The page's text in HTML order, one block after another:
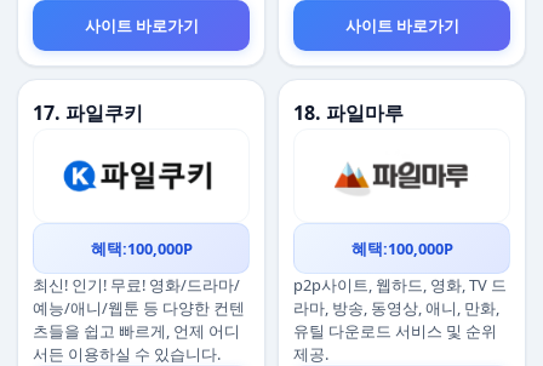
사이트 바로가기
사이트 바로가기
17. 파일쿠키
혜택:100,000P
최신! 인기! 무료! 영화/드라마/
예능/애니/웹툰 등 다양한 컨텐
츠들을 쉽고 빠르게, 언제 어디
서든 이용하실 수 있습니다.
18. 파일마루
혜택:100,000P
p2p사이트, 웹하드, 영화, TV 드
라마, 방송, 동영상, 애니, 만화,
유틸 다운로드 서비스 및 순위
제공.